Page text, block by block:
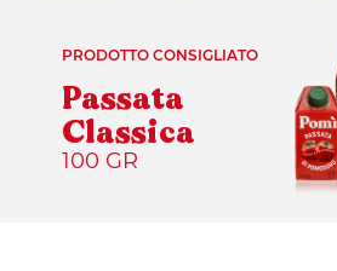
PRODOTTO CONSIGLIATO
Passata
Classica
100 GR